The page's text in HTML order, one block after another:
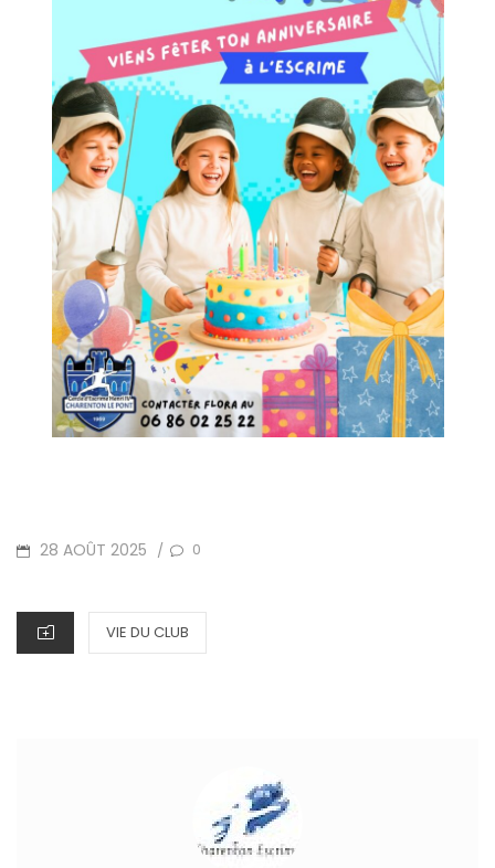
POSTED
28 AOÛT 2025 / 0
CATEGORIES
VIE DU CLUB